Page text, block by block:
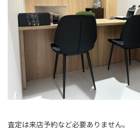
査定は来店予約など必要ありません。